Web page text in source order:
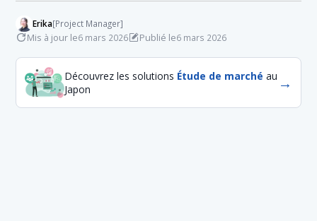
Erika[Project Manager]
Mis à jour le6 mars 2026 Publié le6 mars 2026
Découvrez les solutions Étude de marché au
Japon
→